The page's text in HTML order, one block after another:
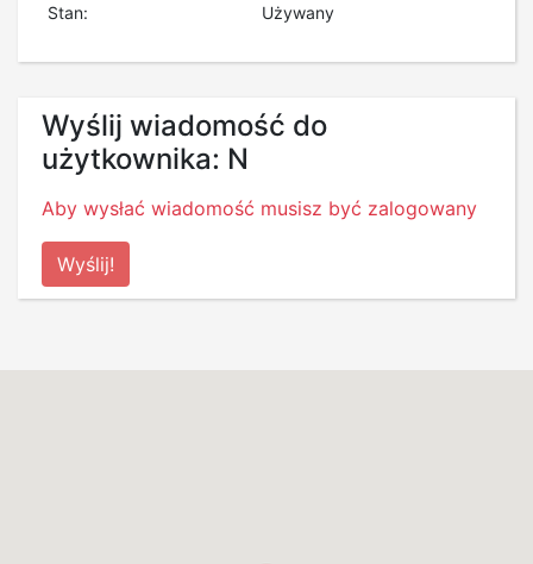
Stan:
Używany
Wyślij wiadomość do
użytkownika: N
Aby wysłać wiadomość musisz być zalogowany